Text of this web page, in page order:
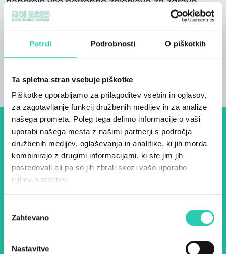
Potrdi Podrobnosti O piškotkih
Ta spletna stran vsebuje piškotke
Piškotke uporabljamo za prilagoditev vsebin in oglasov,
za zagotavljanje funkcij družbenih medijev in za analize
našega prometa. Poleg tega delimo informacije o vaši
uporabi našega mesta z našimi partnerji s področja
družbenih medijev, oglaševanja in analitike, ki jih morda
kombinirajo z drugimi informacijami, ki ste jim jih
posredovali ali pa so jih zbrali skozi vašo uporabo
njihovih storitev.
soglasja
Zahtevano
Nastavitve
prehrano. Nudimo izposojo gorskih koles za
Dogodki, članki in zgodbe iz
evropske prestolnice kulture
– prijavite se na naš novičnik
in ostanite na tekočem z